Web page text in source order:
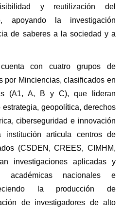
y reutilización del
apoyando la investigación
de saberes a la sociedad y a
con cuatro grupos de
por Minciencias, clasificados en
(A1, A, B y C), que lideran
geopolítica, derechos
ciberseguridad e innovación
institución articula centros de
(CSDEN, CREES, CIMHM,
investigaciones aplicadas y
académicas nacionales e
la producción de
de investigadores de alto